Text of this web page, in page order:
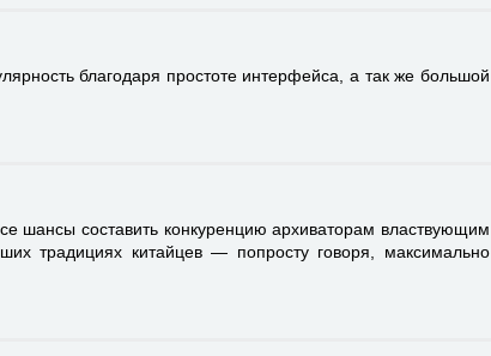
благодаря простоте интерфейса, а так же большой
шансы составить конкуренцию архиваторам властвующим
традициях китайцев — попросту говоря, максимально